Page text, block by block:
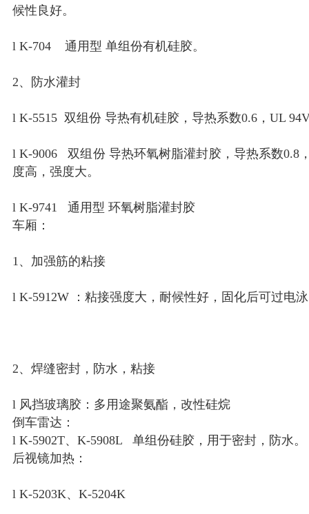
候性良好。
l K-704 通用型 单组份有机硅胶。
2、防水灌封
l K-5515 双组份 导热有机硅胶，导热系数0.6，UL
l K-9006 双组份 导热环氧树脂灌封胶，导热系数0.8
度高，强度大。
l K-9741 通用型 环氧树脂灌封胶
车厢：
1、加强筋的粘接
l K-5912W ：粘接强度大，耐候性好，固化后可过电
2、焊缝密封，防水，粘接
l 风挡玻璃胶：多用途聚氨酯，改性硅烷
倒车雷达：
l K-5902T、K-5908L 单组份硅胶，用于密封，防水。
后视镜加热：
l K-5203K、K-5204K